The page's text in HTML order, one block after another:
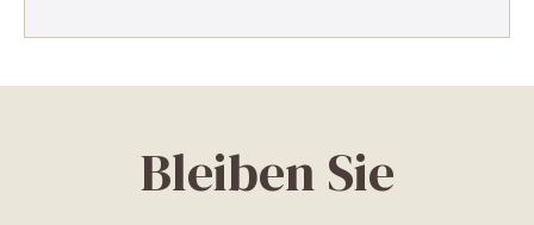
Bleiben Sie